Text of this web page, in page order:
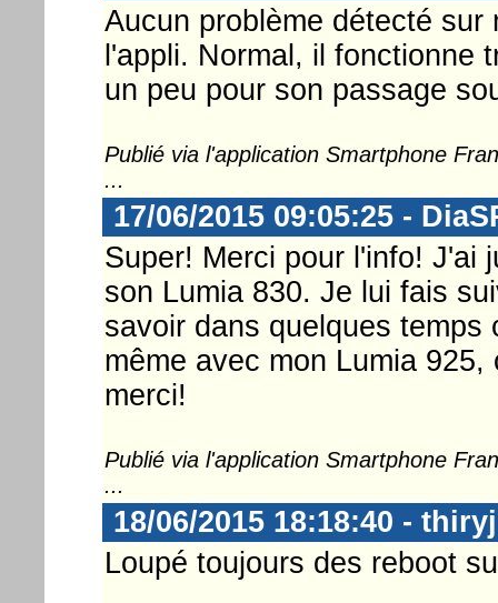
Aucun problème détecté sur
l'appli. Normal, il fonctionne
un peu pour son passage
Publié via l'application Smartphone
...
17/06/2015 09:05:25 -
Super! Merci pour l'info! J'ai
son Lumia 830. Je lui fais
savoir dans quelques
même avec mon Lumia
merci!
Publié via l'application Smartphone
...
18/06/2015 18:18:40 -
Loupé toujours des reboot